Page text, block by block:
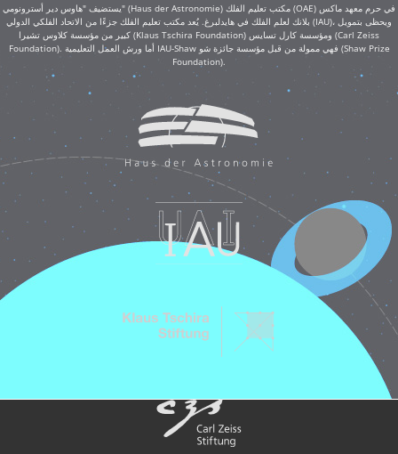
يستضيف "هاوس دير أسترونومي" (Haus der Astronomie) مكتب تعليم الفلك (OAE) في حرم معهد ماكس
بلانك لعلم الفلك في هايدلبرغ. يُعد مكتب تعليم الفلك جزءًا من الاتحاد الفلكي الدولي (IAU)، ويحظى بتمويل
كبير من مؤسسة كلاوس تشيرا (Klaus Tschira Foundation) ومؤسسة كارل تسايس (Carl Zeiss
Foundation). أما ورش العمل التعليمية IAU-Shaw فهي ممولة من قبل مؤسسة جائزة شو (Shaw Prize
Foundation).